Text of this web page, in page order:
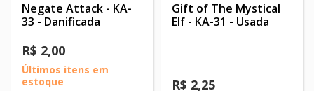
Negate Attack - KA-
33 - Danificada
R$ 2,00
Últimos itens em
estoque
Gift of The Mystical
Elf - KA-31 - Usada
R$ 2,25